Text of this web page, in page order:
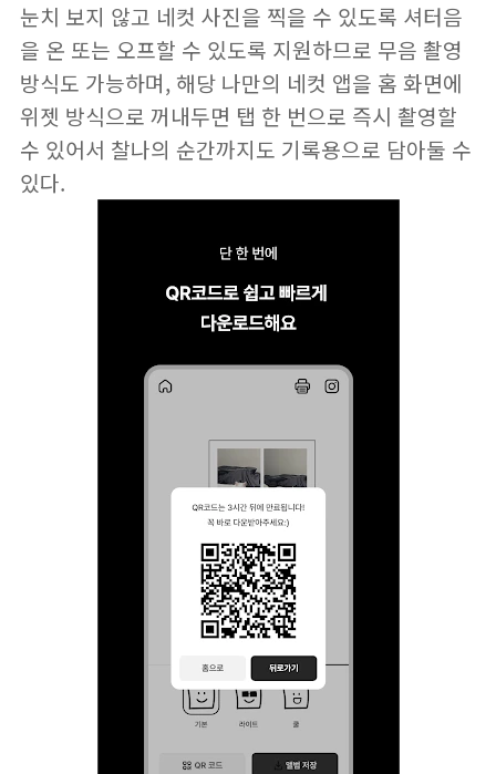
눈치 보지 않고 네컷 사진을 찍을 수 있도록 셔터음
을 온 또는 오프할 수 있도록 지원하므로 무음 촬영
방식도 가능하며, 해당 나만의 네컷 앱을 홈 화면에
위젯 방식으로 꺼내두면 탭 한 번으로 즉시 촬영할
수 있어서 찰나의 순간까지도 기록용으로 담아둘 수
있다.